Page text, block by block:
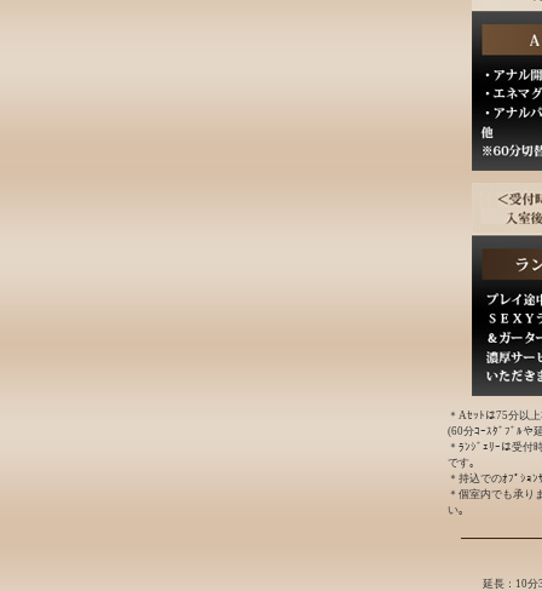
＊Aｾｯﾄは75分以
(60分ｺｰｽﾀﾞﾌﾞﾙや
＊ﾗﾝｼﾞｪﾘｰは受付
です｡
＊持込でのｵﾌﾟｼｮ
＊個室内でも承り
い｡
延長：10分